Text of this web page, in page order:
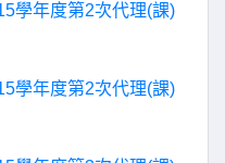
學年度第2次代理(課)
學年度第2次代理(課)